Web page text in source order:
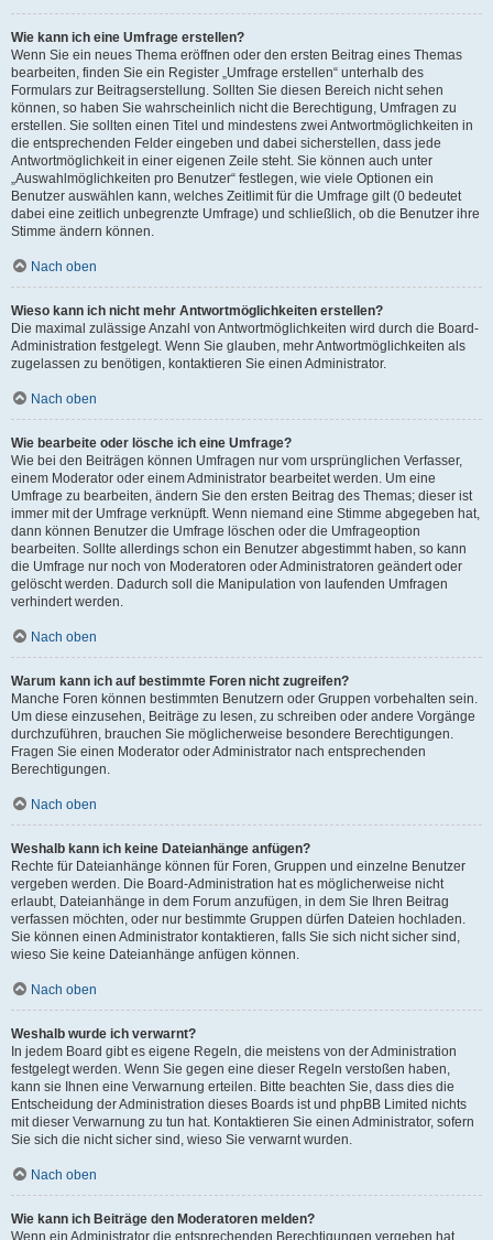
Wie kann ich eine Umfrage erstellen?
Wenn Sie ein neues Thema eröffnen oder den ersten Beitrag eines Themas
bearbeiten, finden Sie ein Register „Umfrage erstellen“ unterhalb des
Formulars zur Beitragserstellung. Sollten Sie diesen Bereich nicht sehen
können, so haben Sie wahrscheinlich nicht die Berechtigung, Umfragen zu
erstellen. Sie sollten einen Titel und mindestens zwei Antwortmöglichkeiten in
die entsprechenden Felder eingeben und dabei sicherstellen, dass jede
Antwortmöglichkeit in einer eigenen Zeile steht. Sie können auch unter
„Auswahlmöglichkeiten pro Benutzer“ festlegen, wie viele Optionen ein
Benutzer auswählen kann, welches Zeitlimit für die Umfrage gilt (0 bedeutet
dabei eine zeitlich unbegrenzte Umfrage) und schließlich, ob die Benutzer ihre
Stimme ändern können.
Nach oben
Wieso kann ich nicht mehr Antwortmöglichkeiten erstellen?
Die maximal zulässige Anzahl von Antwortmöglichkeiten wird durch die Board-
Administration festgelegt. Wenn Sie glauben, mehr Antwortmöglichkeiten als
zugelassen zu benötigen, kontaktieren Sie einen Administrator.
Nach oben
Wie bearbeite oder lösche ich eine Umfrage?
Wie bei den Beiträgen können Umfragen nur vom ursprünglichen Verfasser,
einem Moderator oder einem Administrator bearbeitet werden. Um eine
Umfrage zu bearbeiten, ändern Sie den ersten Beitrag des Themas; dieser ist
immer mit der Umfrage verknüpft. Wenn niemand eine Stimme abgegeben hat,
dann können Benutzer die Umfrage löschen oder die Umfrageoption
bearbeiten. Sollte allerdings schon ein Benutzer abgestimmt haben, so kann
die Umfrage nur noch von Moderatoren oder Administratoren geändert oder
gelöscht werden. Dadurch soll die Manipulation von laufenden Umfragen
verhindert werden.
Nach oben
Warum kann ich auf bestimmte Foren nicht zugreifen?
Manche Foren können bestimmten Benutzern oder Gruppen vorbehalten sein.
Um diese einzusehen, Beiträge zu lesen, zu schreiben oder andere Vorgänge
durchzuführen, brauchen Sie möglicherweise besondere Berechtigungen.
Fragen Sie einen Moderator oder Administrator nach entsprechenden
Berechtigungen.
Nach oben
Weshalb kann ich keine Dateianhänge anfügen?
Rechte für Dateianhänge können für Foren, Gruppen und einzelne Benutzer
vergeben werden. Die Board-Administration hat es möglicherweise nicht
erlaubt, Dateianhänge in dem Forum anzufügen, in dem Sie Ihren Beitrag
verfassen möchten, oder nur bestimmte Gruppen dürfen Dateien hochladen.
Sie können einen Administrator kontaktieren, falls Sie sich nicht sicher sind,
wieso Sie keine Dateianhänge anfügen können.
Nach oben
Weshalb wurde ich verwarnt?
In jedem Board gibt es eigene Regeln, die meistens von der Administration
festgelegt werden. Wenn Sie gegen eine dieser Regeln verstoßen haben,
kann sie Ihnen eine Verwarnung erteilen. Bitte beachten Sie, dass dies die
Entscheidung der Administration dieses Boards ist und phpBB Limited nichts
mit dieser Verwarnung zu tun hat. Kontaktieren Sie einen Administrator, sofern
Sie sich die nicht sicher sind, wieso Sie verwarnt wurden.
Nach oben
Wie kann ich Beiträge den Moderatoren melden?
Wenn ein Administrator die entsprechenden Berechtigungen vergeben hat,